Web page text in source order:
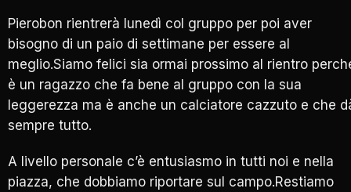
Pierobon rientrerà lunedì col gruppo per poi aver
bisogno di un paio di settimane per essere al
meglio.Siamo felici sia ormai prossimo al rientro
è un ragazzo che fa bene al gruppo con la sua
leggerezza ma è anche un calciatore cazzuto e che
sempre tutto.
A livello personale c’è entusiasmo in tutti noi e nella
piazza, che dobbiamo riportare sul campo.Restiamo